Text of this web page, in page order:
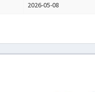
2026-05-08